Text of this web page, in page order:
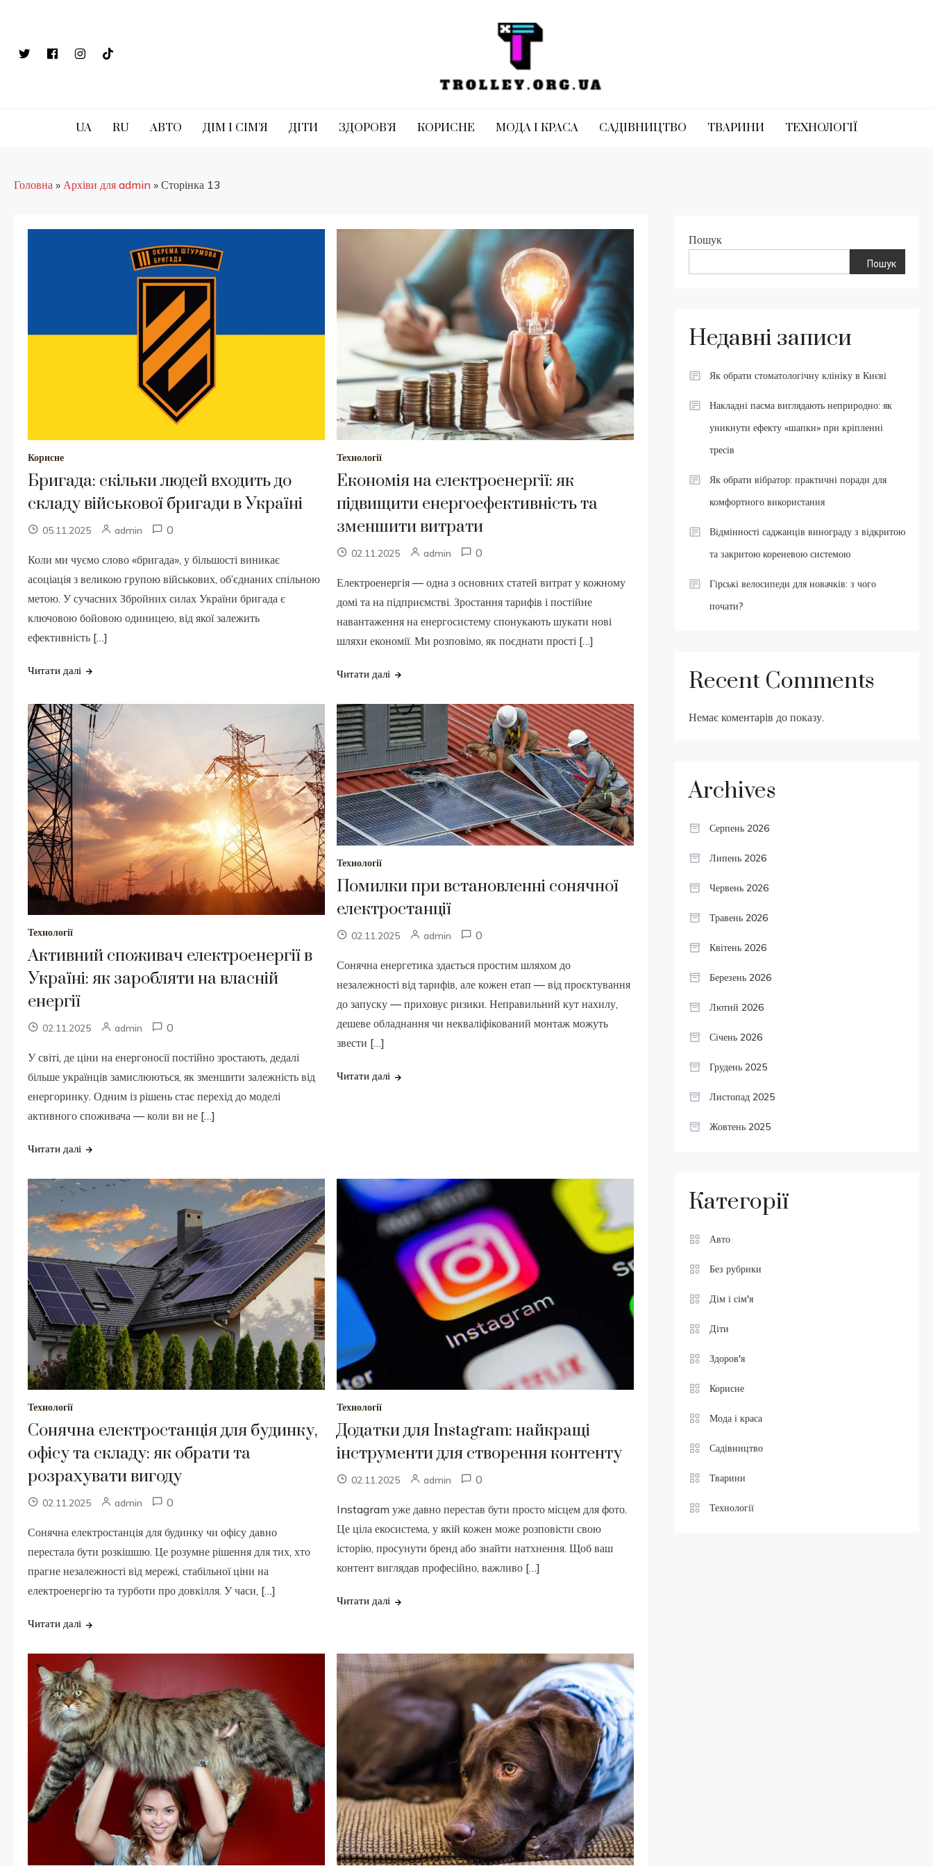
content
UA RU АВТО ДІМ І СІМ’Я ДІТИ ЗДОРОВ’Я КОРИСНЕ МОДА І КРАСА САДІВНИЦТВО ТВАРИНИ ТЕХНОЛОГІЇ
Головна » Архіви для admin » Сторінка 13
Корисне
Бригада: скільки людей входить до
складу військової бригади в Україні
05.11.2025 admin 0
Коли ми чуємо слово «бригада», у більшості виникає
асоціація з великою групою військових, об’єднаних спільною
метою. У сучасних Збройних силах України бригада є
ключовою бойовою одиницею, від якої залежить
ефективність […]
Читати далі
Технології
Економія на електроенергії: як
підвищити енергоефективність та
зменшити витрати
02.11.2025 admin 0
Електроенергія — одна з основних статей витрат у кожному
домі та на підприємстві. Зростання тарифів і постійне
навантаження на енергосистему спонукають шукати нові
шляхи економії. Ми розповімо, як поєднати прості […]
Читати далі
Технології
Активний споживач електроенергії в
Україні: як заробляти на власній
енергії
02.11.2025 admin 0
У світі, де ціни на енергоносії постійно зростають, дедалі
більше українців замислюються, як зменшити залежність від
енергоринку. Одним із рішень стає перехід до моделі
активного споживача — коли ви не […]
Читати далі
Технології
Помилки при встановленні сонячної
електростанції
02.11.2025 admin 0
Сонячна енергетика здається простим шляхом до
незалежності від тарифів, але кожен етап — від проєктування
до запуску — приховує ризики. Неправильний кут нахилу,
дешеве обладнання чи некваліфікований монтаж можуть
звести […]
Читати далі
Технології
Сонячна електростанція для будинку,
офісу та складу: як обрати та
розрахувати вигоду
02.11.2025 admin 0
Сонячна електростанція для будинку чи офісу давно
перестала бути розкішшю. Це розумне рішення для тих, хто
прагне незалежності від мережі, стабільної ціни на
електроенергію та турботи про довкілля. У часи, […]
Читати далі
Технології
Додатки для Instagram: найкращі
інструменти для створення контенту
02.11.2025 admin 0
Instagram уже давно перестав бути просто місцем для фото.
Це ціла екосистема, у якій кожен може розповісти свою
історію, просунути бренд або знайти натхнення. Щоб ваш
контент виглядав професійно, важливо […]
Читати далі
Пошук
Пошук
Недавні записи
Як обрати стоматологічну клініку в Києві
Накладні пасма виглядають неприродно: як
уникнути ефекту «шапки» при кріпленні
тресів
Як обрати вібратор: практичні поради для
комфортного використання
Відмінності саджанців винограду з відкритою
та закритою кореневою системою
Гірські велосипеди для новачків: з чого
почати?
Recent Comments
Немає коментарів до показу.
Archives
Серпень 2026
Липень 2026
Червень 2026
Травень 2026
Квітень 2026
Березень 2026
Лютий 2026
Січень 2026
Грудень 2025
Листопад 2025
Жовтень 2025
Категорії
Авто
Без рубрики
Дім і сім'я
Діти
Здоров'я
Корисне
Мода і краса
Садівництво
Тварини
Технології